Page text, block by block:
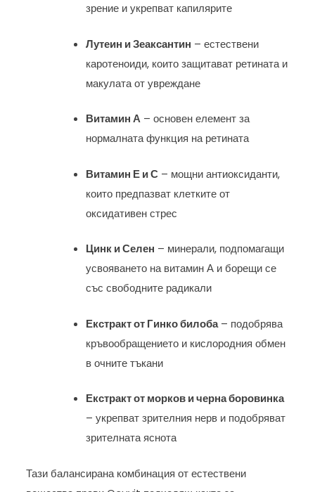
зрение и укрепват капилярите
Лутеин и Зеаксантин – естествени
каротеноиди, които защитават ретината и
макулата от увреждане
Витамин А – основен елемент за
нормалната функция на ретината
Витамин Е и С – мощни антиоксиданти,
които предпазват клетките от
оксидативен стрес
Цинк и Селен – минерали, подпомагащи
усвояването на витамин А и борещи се
със свободните радикали
Екстракт от Гинко билоба– подобрява
кръвообращението и кислородния обмен
в очните тъкани
Екстракт от морков и черна боровинка
– укрепват зрителния нерв и подобряват
зрителната яснота
Тази балансирана комбинация от естествени